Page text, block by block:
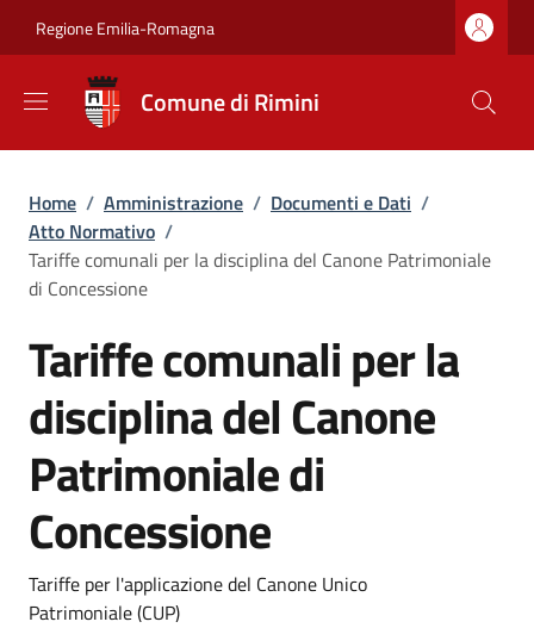
Regione Emilia-Romagna
Comune di Rimini
Briciole di pane
Home / Amministrazione / Documenti e Dati /
Atto Normativo /
Tariffe comunali per la disciplina del Canone Patrimoniale
di Concessione
Tariffe comunali per la
disciplina del Canone
Patrimoniale di
Concessione
Dettagli
Tariffe per l'applicazione del Canone Unico
Patrimoniale (CUP)